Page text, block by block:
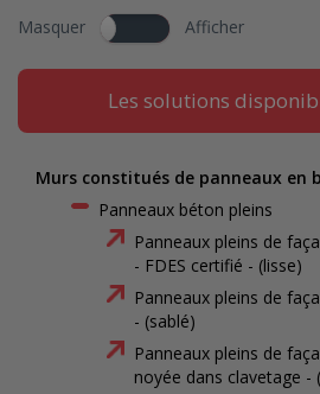
Masquer Afficher
Les solutions
Murs constitués de panneaux en
Panneaux béton pleins
Panneaux pleins de
- FDES certifié - (lisse)
Panneaux pleins de
- (sablé)
Panneaux pleins de
noyée dans clavetage -